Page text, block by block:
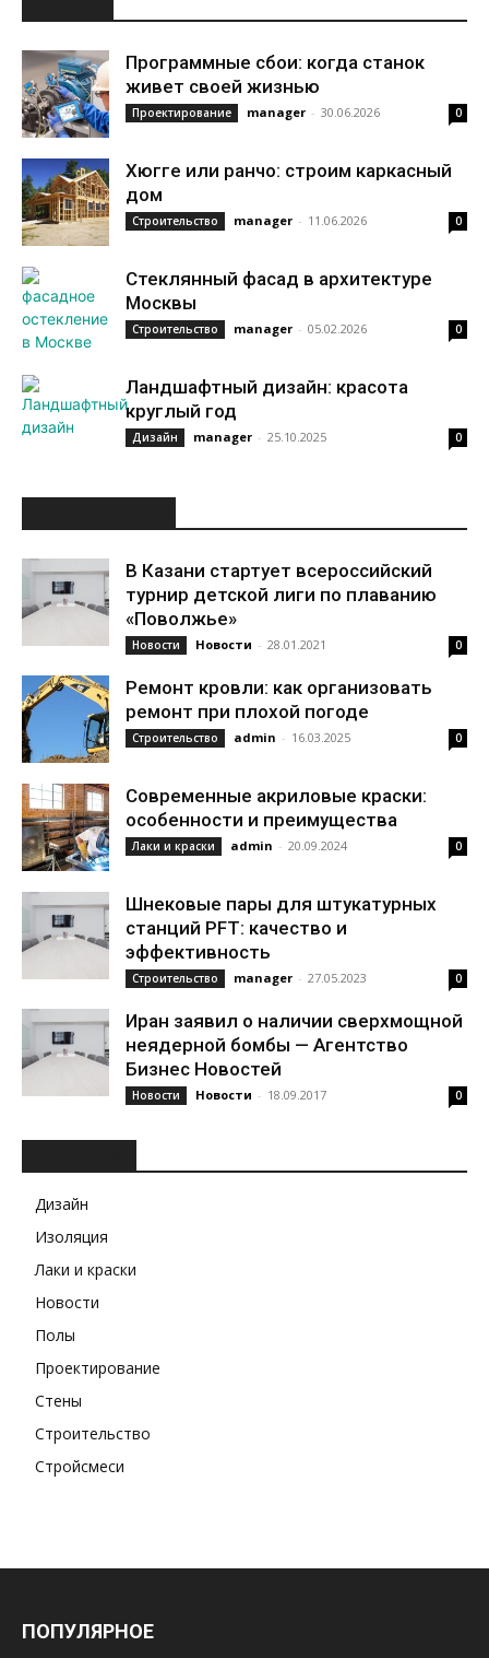
Программные сбои: когда станок
живет своей жизнью
Проектирование manager - 30.06.2026 0
Хюгге или ранчо: строим каркасный
дом
Строительство manager - 11.06.2026 0
Стеклянный фасад в архитектуре
Москвы
Строительство manager - 05.02.2026 0
Ландшафтный дизайн: красота
круглый год
Дизайн manager - 25.10.2025 0
В Казани стартует всероссийский
турнир детской лиги по плаванию
«Поволжье»
Новости Новости - 28.01.2021 0
Ремонт кровли: как организовать
ремонт при плохой погоде
Строительство admin - 16.03.2025 0
Современные акриловые краски:
особенности и преимущества
Лаки и краски admin - 20.09.2024 0
Шнековые пары для штукатурных
станций PFT: качество и
эффективность
Строительство manager - 27.05.2023 0
Иран заявил о наличии сверхмощной
неядерной бомбы — Агентство
Бизнес Новостей
Новости Новости - 18.09.2017 0
Дизайн
Изоляция
Лаки и краски
Новости
Полы
Проектирование
Стены
Строительство
Стройсмеси
ПОПУЛЯРНОЕ